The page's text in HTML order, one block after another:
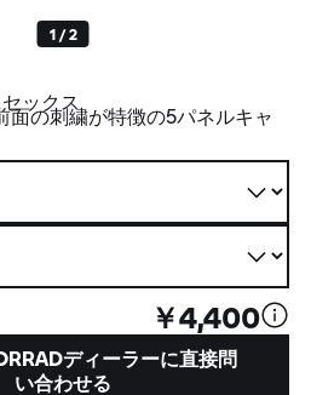
1 / 2
ックス
面の刺繍が特徴の5パネルキャ
￥4,400
ディーラーに直接問
い合わせる